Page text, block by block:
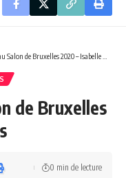
de Bruxelles 2020 – Isabelle Michiels
de Bruxelles
0 min de lecture